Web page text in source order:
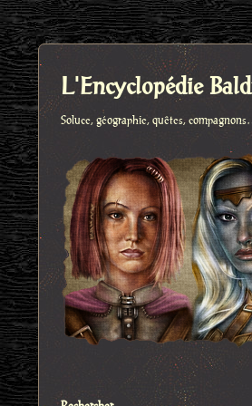
L'Encyclopédie
Soluce, géographie, quêtes,